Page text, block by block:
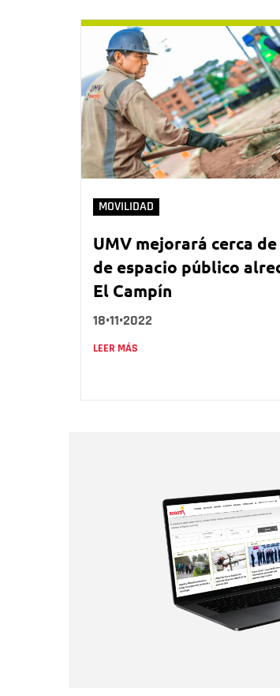
MOVILIDAD
UMV mejorará cerca de
de espacio público
El Campín
18•11•2022
LEER MÁS